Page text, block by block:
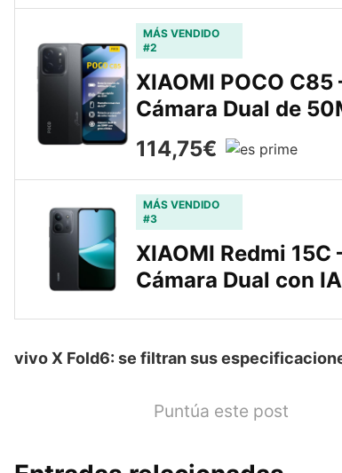
MÁS VENDIDO
#2
XIAOMI POCO
Cámara Dual de
114,75€
MÁS VENDIDO
#3
XIAOMI Redmi
Cámara Dual con
vivo X Fold6: se filtran sus
Puntúa este post